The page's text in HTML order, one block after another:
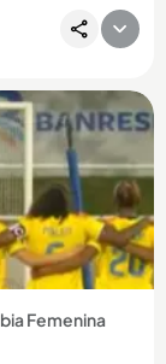
ponerle
Femenina